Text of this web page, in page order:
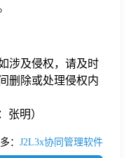
涉及侵权，请及时
删除或处理侵权内
张明）
： J2L3x协同管理软件